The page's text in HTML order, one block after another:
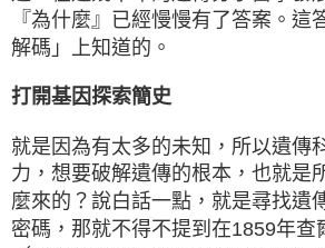
『為什麼』已經慢慢有了答案。這
解碼」上知道的。
打開基因探索簡史
就是因為有太多的未知，所以遺傳
力，想要破解遺傳的根本，也就是
麼來的？說白話一點，就是尋找遺
密碼，那就不得不提到在1859年查